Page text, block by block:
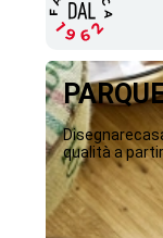
qualità a